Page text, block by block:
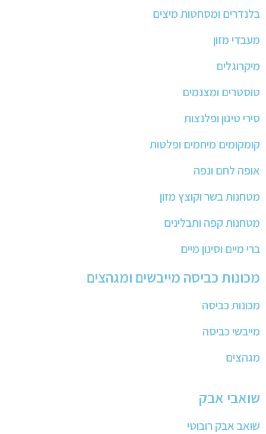
בלנדרים ומסחטות מיצים
מעבדי מזון
מיקרוגלים
טוסטרים ומצנמים
סירי טיגון ופלנצות
קומקומים מיחמים ופלטות
אופה לחם ונפה
מטחנות בשר וקוצץ מזון
מטחנות קפה ותבלינים
ברי מיים וסינון מיים
מכונות כביסה מייבשים ומגהצים
מכונות כביסה
מייבשי כביסה
מגהצים
שואבי אבק
שואב אבק רובוטי